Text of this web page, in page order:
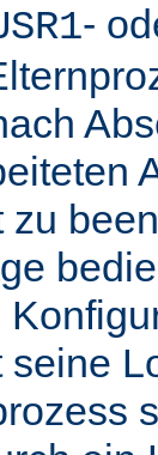
-
zu
seine